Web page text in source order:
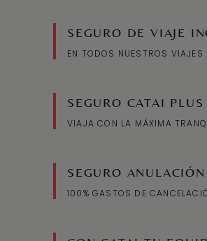
SEGURO DE VIAJE
EN TODOS NUESTROS VIAJES
SEGURO CATAI PLUS
VIAJA CON LA MÁXIMA
SEGURO
100% GASTOS DE